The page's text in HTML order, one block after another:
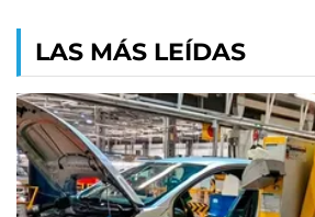
LAS MÁS LEÍDAS